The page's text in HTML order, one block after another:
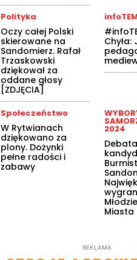
Polityka
Oczy całej Polski
skierowane na
Sandomierz. Rafał
Trzaskowski
dziękował za
oddane głosy
[ZDJĘCIA]
Chyła:
Społeczeństwo
W Rytwianach
dziękowano za
plony. Dożynki
pełne radości i
zabawy
2024
Debata
Miasta
REKLAMA